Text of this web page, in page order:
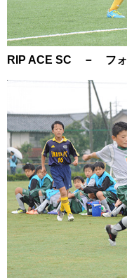
RIP ACE SC － フォ